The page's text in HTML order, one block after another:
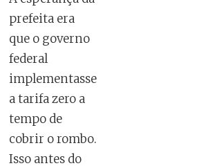
prefeita era
que o governo
federal
implementasse
a tarifa zero a
tempo de
cobrir o rombo.
Isso antes do